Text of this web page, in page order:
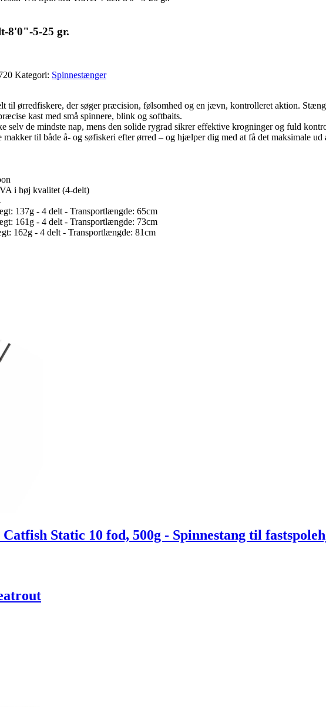
8'0"-5-25 gr.
Kategori: Spinnestænger
til ørredfiskere, der søger præcision, følsomhed og en jævn, kontrolleret aktion.
kast med små spinnere, blink og softbaits.
selv de mindste nap, mens den solide rygrad sikrer effektive krogninger og fuld
til både å- og søfiskeri efter ørred – og hjælper dig med at få det maksimale ud
i høj kvalitet (4-delt)
137g - 4 delt - Transportlængde: 65cm
161g - 4 delt - Transportlængde: 73cm
162g - 4 delt - Transportlængde: 81cm
Static 10 fod, 500g - Spinnestang til